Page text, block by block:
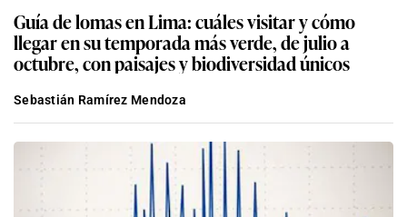
Guía de lomas en Lima: cuáles visitar y cómo
llegar en su temporada más verde, de julio a
octubre, con paisajes y biodiversidad únicos
Sebastián Ramírez Mendoza